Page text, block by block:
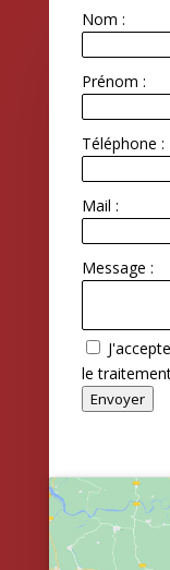
Nom :
Prénom :
Téléphone :
Mail :
Message :
le
Envoyer